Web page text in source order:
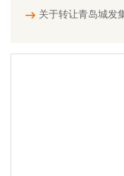
息
关于转让青岛城发